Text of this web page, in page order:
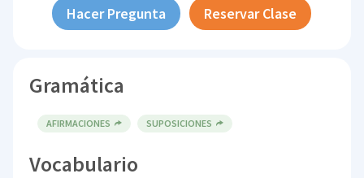
Hacer Pregunta Reservar Clase
Gramática
AFIRMACIONES SUPOSICIONES
Vocabulario